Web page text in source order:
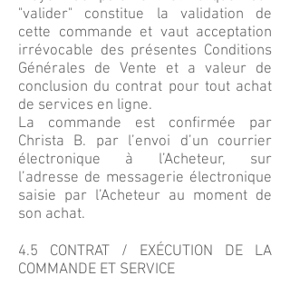
"valider" constitue la validation de
cette commande et vaut acceptation
irrévocable des présentes Conditions
Générales de Vente et a valeur de
conclusion du contrat pour tout achat
de services en ligne.
La commande est confirmée par
Christa B. par l’envoi d’un courrier
électronique à l’Acheteur, sur
l’adresse de messagerie électronique
saisie par l’Acheteur au moment de
son achat.
4.5 CONTRAT / EXÉCUTION DE LA
COMMANDE ET SERVICE